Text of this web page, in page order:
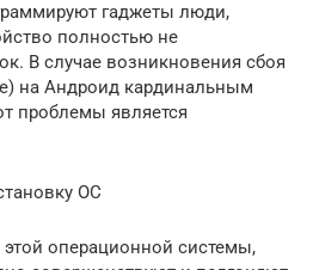
гаджеты люди,
полностью не
В случае возникновения сбоя
на Андроид кардинальным
проблемы является
ОС
этой операционной системы,